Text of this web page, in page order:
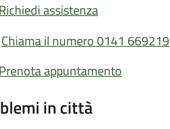
Richiedi assistenza
Chiama il numero 0141 669219
Prenota appuntamento
in città